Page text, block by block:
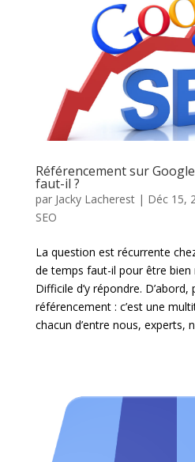
Référencement sur
faut-il ?
par Jacky Lacherest| Déc 15,
SEO
La question est récurrente
de temps faut-il pour être bien
Difficile d’y répondre. D’abord,
référencement : c’est une
chacun d’entre nous, experts,